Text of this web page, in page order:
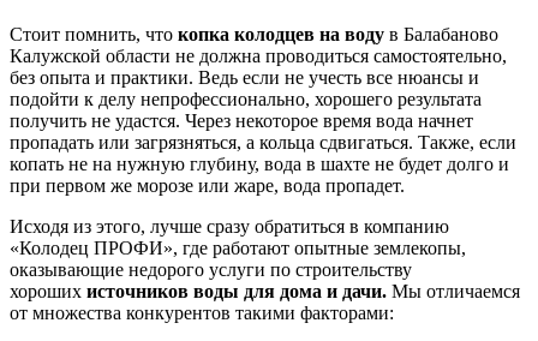
Стоит помнить, что копка колодцев на воду в Балабаново
Калужской области не должна проводиться самостоятельно,
без опыта и практики. Ведь если не учесть все нюансы и
подойти к делу непрофессионально, хорошего результата
получить не удастся. Через некоторое время вода начнет
пропадать или загрязняться, а кольца сдвигаться. Также, если
копать не на нужную глубину, вода в шахте не будет долго и
при первом же морозе или жаре, вода пропадет.
Исходя из этого, лучше сразу обратиться в компанию
«Колодец ПРОФИ», где работают опытные землекопы,
оказывающие недорого услуги по строительству
хороших источников воды для дома и дачи. Мы отличаемся
от множества конкурентов такими факторами: